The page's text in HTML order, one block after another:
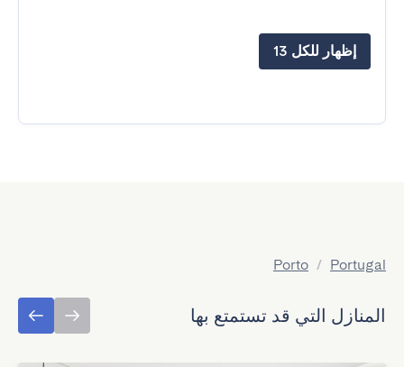
إظهار للكل 13
Portugal
/
Porto
المنازل التي قد تستمتع بها